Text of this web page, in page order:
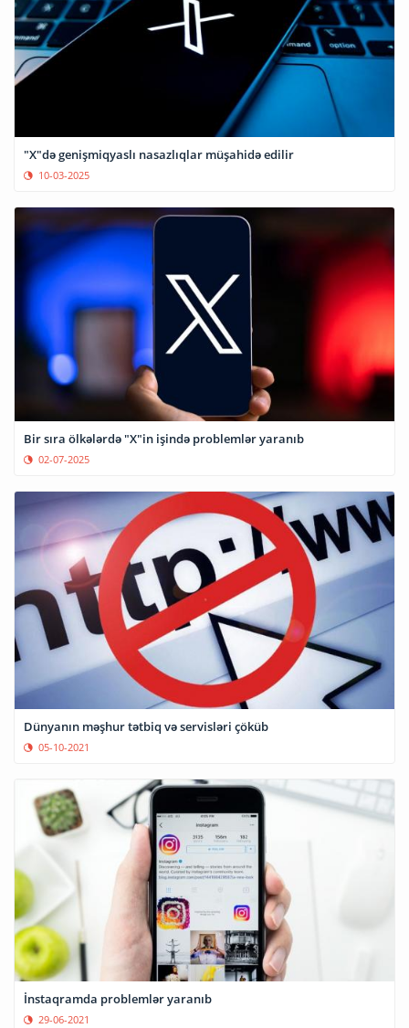
"X"də genişmiqyaslı nasazlıqlar müşahidə edilir
10-03-2025
Bir sıra ölkələrdə "X"in işində problemlər yaranıb
02-07-2025
Dünyanın məşhur tətbiq və servisləri çöküb
05-10-2021
İnstaqramda problemlər yaranıb
29-06-2021